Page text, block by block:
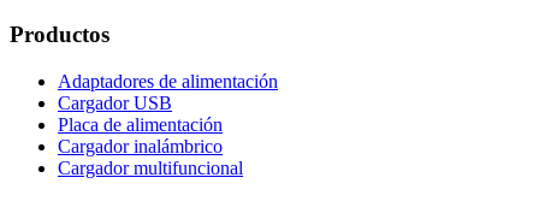
Productos
Adaptadores de alimentación
Cargador USB
Placa de alimentación
Cargador inalámbrico
Cargador multifuncional